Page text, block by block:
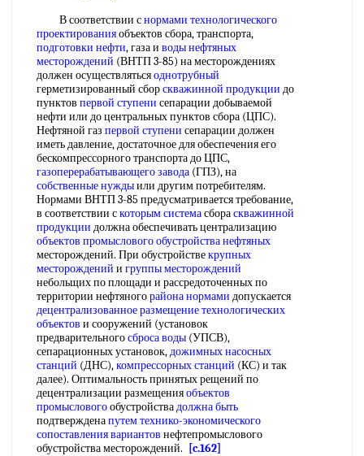
В соответствии снормами технологического
проектированияобъектов сбора, транспорта,
подготовки нефти, газа и воды нефтяных
месторождений (ВНТП 3-85) на месторождениях
должен осуществлятьсяоднотрубный
герметизированный сборскважинной продукции до
пунктов первой ступени сепарации добываемой
нефти или до центральных пунктов сбора (ЦПС).
Нефтяной газ первой ступени сепарации должен
иметь давление, достаточное для обеспечения его
бескомпрессорного транспорта до ЦПС,
газоперерабатывающего завода (ГПЗ), на
собственные нуждыили другим потребителям.
Нормами ВНТП 3-85 предусматривается требование,
в соответствии скоторым системасбораскважинной
продукции должна обеспечивать централизацию
объектов промысловогообустройства нефтяных
месторождений. При обустройствекрупных
месторождений и группы месторождений
небольщих по площади и рассредоточенных по
территории нефтяногорайона нормами допускается
децентрализованное размещениетехнологических
объектов и сооружений (установок
предварительногосброса воды (УПСВ),
сепарационных установок,дожимных насосных
станций (ДНС),компрессорных станций (КС) и так
далее). Оптимальность принятых рещений по
децентрализации размещенияобъектов
промысловогообустройствадолжна быть
подтвержденапутем технико-экономического
сопоставления вариантов нефтепромыслового
обустройства месторождений.
[c.162]